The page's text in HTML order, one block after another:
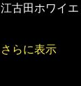
江古田ホワイエ
さらに表示